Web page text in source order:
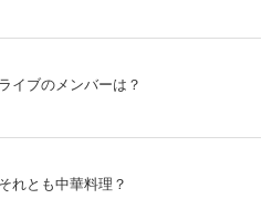
イブのメンバーは？
れとも中華料理？